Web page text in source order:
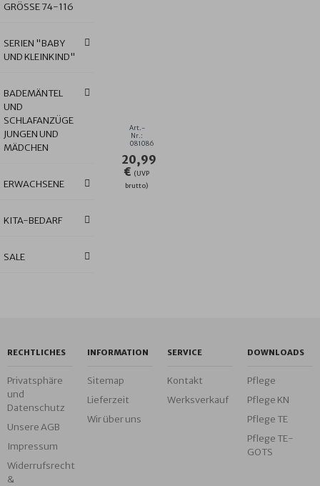
GRÖSSE 74-116
SERIEN "BABY
UND KLEINKIND"
BADEMÄNTEL
UND
SCHLAFANZÜGE
JUNGEN UND
MÄDCHEN
ERWACHSENE
KITA-BEDARF
SALE
PONCHO
GRÖSSE 6
0/75
Art.-
Nr.:
081086
20,99
€ (UVP
brutto)
RECHTLICHES
Privatsphäre
und
Datenschutz
Unsere AGB
Impressum
Widerrufsrecht
&
INFORMATION
Sitemap
Lieferzeit
Wir über uns
SERVICE
Kontakt
Werksverkauf
DOWNLOADS
Pflege
Pflege KN
Pflege TE
Pflege TE-
GOTS